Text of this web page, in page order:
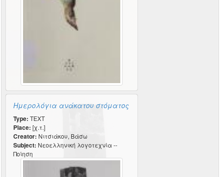
Ημερολόγια ανάκατου στόματος
Type: TEXT
Place: [χ.τ.]
Creator: Νιτσιάκου, Βάσω
Subject: Νεοελληνική λογοτεχνία --
Ποίηση